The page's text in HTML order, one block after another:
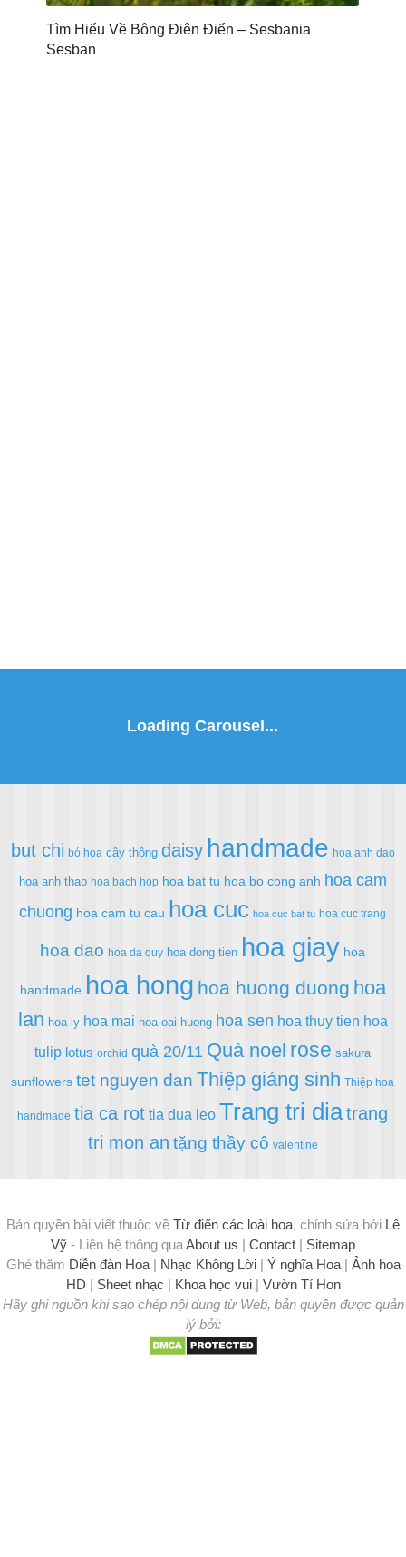
Tìm Hiểu Về Bông Điên Điển – Sesbania
Sesban
but chi bó hoa cây thông daisy handmade hoa anh dao
hoa anh thao hoa bach hop hoa bat tu hoa bo cong anh hoa cam
chuong hoa cam tu cau hoa cuc hoa cuc bat tu hoa cuc trang
hoa dao hoa da quy hoa dong tien hoa giay hoa
handmade hoa hong hoa huong duong hoa
lan hoa ly hoa mai hoa oai huong hoa sen hoa thuy tien hoa
tulip lotus orchid quà 20/11 Quà noel rose sakura
sunflowers tet nguyen dan Thiệp giáng sinh Thiệp hoa
handmade tia ca rot tia dua leo Trang tri diatrang
tri mon an tặng thầy cô valentine
Bản quyền bài viết thuộc về Từ điển các loài hoa, chỉnh sửa bởi Lê
Vỹ - Liên hệ thông quaAbout us | Contact | Sitemap
Ghé thăm Diễn đàn Hoa| Nhạc Không Lời| Ý nghĩa Hoa| Ảnh hoa
HD | Sheet nhạc | Khoa học vui| Vườn Tí Hon
Hãy ghi nguồn khi sao chép nội dung từ Web, bản quyền được quản
lý bởi: